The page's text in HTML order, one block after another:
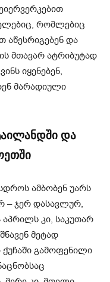
რომლებიც
აწესრიგებენ და
მთავარ ატრიბუტად
იყენებენ,
მარადიული
და
ამბობენ უარს
– ჯერ დასავლურ,
აპრილს კი, საკუთარ
მეტად
გამოფენილი